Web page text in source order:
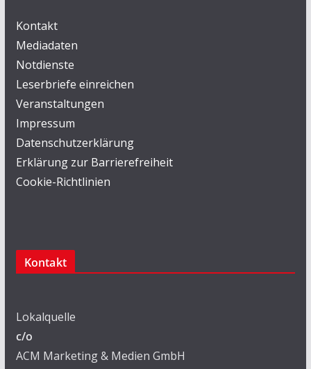
Kontakt
Mediadaten
Notdienste
Leserbriefe einreichen
Veranstaltungen
Impressum
Datenschutzerklärung
Erklärung zur Barrierefreiheit
Cookie-Richtlinien
Kontakt
Lokalquelle
c/o
ACM Marketing & Medien GmbH